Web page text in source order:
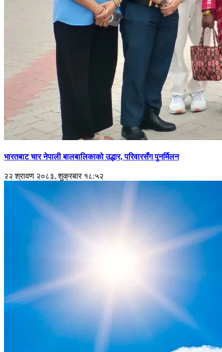
भारतबाट चार नेपाली बालबालिकाको उद्धार, परिवारसँग पुनर्मिलन
२२ श्रावण २०८३, शुक्रबार १८:५२